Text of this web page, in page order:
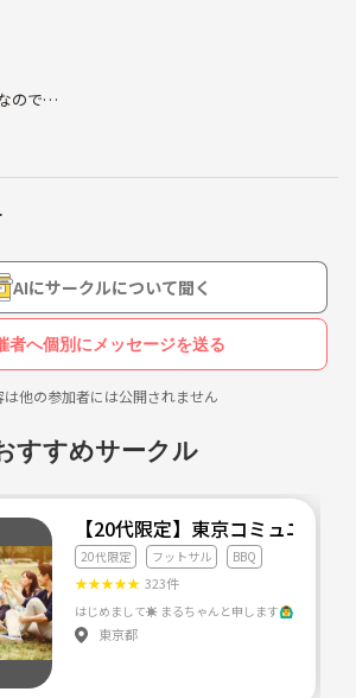
ので
す！
！！👍
AIにサークルについて聞く
者へ個別にメッセージを送る
他の参加者には公開されません
すすめサークル
【20代限定】東京コミュニティ
20代限定 フットサル BBQ
★★★★★ 323件
東京都